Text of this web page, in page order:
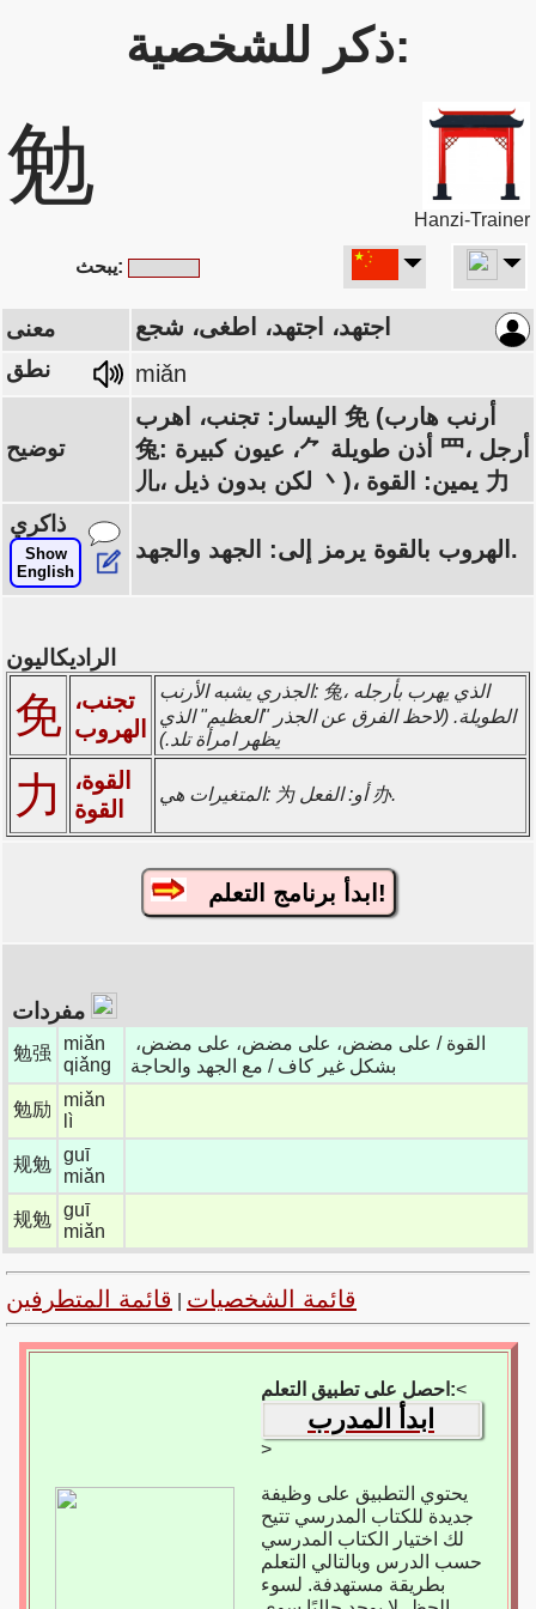
ذكر للشخصية:
勉
Hanzi-Trainer
يبحث:
معنى اجتهد، اجتهد، اطغى، شجع
نطق miǎn
توضيح
اليسار: تجنب، اهرب 免 (أرنب هارب
兔: أذن طويلة ⺈، عيون كبيرة 罒، أرجل
儿، لكن بدون ذيل 丶)، يمين: القوة 力
ذاكري
Show
English
الهروب بالقوة يرمز إلى: الجهد والجهد.
الراديكاليون
免 تجنب،
الهروب
الجذري يشبه الأرنب: 兔، الذي يهرب بأرجله
الطويلة. (لاحظ الفرق عن الجذر "العظيم" الذي
يظهر امرأة تلد.)
力
القوة،
القوة
المتغيرات هي: 为 أو: الفعل 办.
ابدأ برنامج التعلم!
勉强
miǎn
qiǎng
القوة / على مضض، على مضض، على مضض،
بشكل غير كاف / مع الجهد والحاجة
勉励
miǎn
lì
规勉 guī
miǎn
规勉 guī
miǎn
قائمة الشخصيات قائمة المتطرفين
احصل على تطبيق التعلم:<
ابدأ المدرب
>
يحتوي التطبيق على وظيفة
جديدة للكتاب المدرسي تتيح
لك اختيار الكتاب المدرسي
حسب الدرس وبالتالي التعلم
بطريقة مستهدفة. لسوء